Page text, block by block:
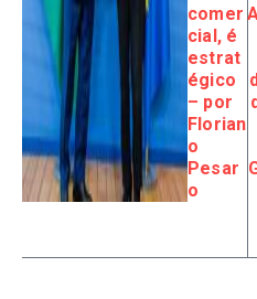
comer
cial, é
estrat
égico
– por
Florian
o
Pesar
o